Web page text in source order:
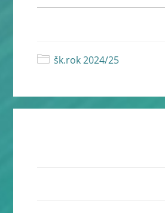
šk.rok 2024/25